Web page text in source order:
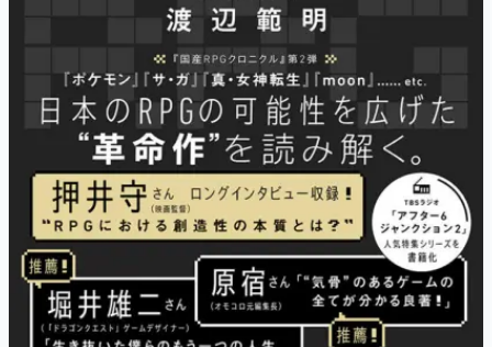
その他
電ファミニコゲーマーとは？
運営：株式会社マレ